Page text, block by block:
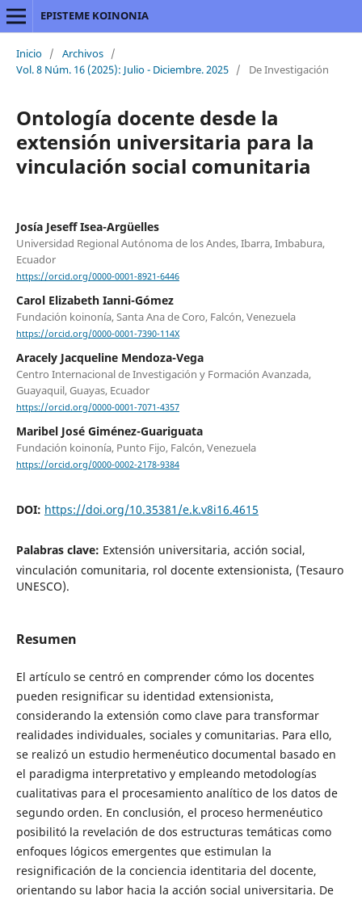
EPISTEME KOINONIA
Inicio / Archivos /
Vol. 8 Núm. 16 (2025): Julio - Diciembre. 2025 / De Investigación
Ontología docente desde la
extensión universitaria para la
vinculación social comunitaria
Josía Jeseff Isea-Argüelles
Universidad Regional Autónoma de los Andes, Ibarra, Imbabura,
Ecuador
https://orcid.org/0000-0001-8921-6446
Carol Elizabeth Ianni-Gómez
Fundación koinonía, Santa Ana de Coro, Falcón, Venezuela
https://orcid.org/0000-0001-7390-114X
Aracely Jacqueline Mendoza-Vega
Centro Internacional de Investigación y Formación Avanzada,
Guayaquil, Guayas, Ecuador
https://orcid.org/0000-0001-7071-4357
Maribel José Giménez-Guariguata
Fundación koinonía, Punto Fijo, Falcón, Venezuela
https://orcid.org/0000-0002-2178-9384
DOI: https://doi.org/10.35381/e.k.v8i16.4615
Palabras clave: Extensión universitaria, acción social,
vinculación comunitaria, rol docente extensionista, (Tesauro
UNESCO).
Resumen
El artículo se centró en comprender cómo los docentes
pueden resignificar su identidad extensionista,
considerando la extensión como clave para transformar
realidades individuales, sociales y comunitarias. Para ello,
se realizó un estudio hermenéutico documental basado en
el paradigma interpretativo y empleando metodologías
cualitativas para el procesamiento analítico de los datos de
segundo orden. En conclusión, el proceso hermenéutico
posibilitó la revelación de dos estructuras temáticas como
enfoques lógicos emergentes que estimulan la
resignificación de la conciencia identitaria del docente,
orientando su labor hacia la acción social universitaria. De